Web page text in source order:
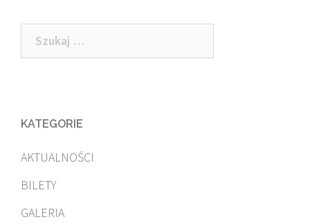
Szukaj:
KATEGORIE
AKTUALNOŚCI
BILETY
GALERIA